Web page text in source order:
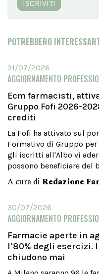
ISCRIVITI
POTREBBERO
31/07/2026
AGGIORNAMENTO
Ecm farmacisti,
Gruppo Fofi 2026-
crediti
La Fofi ha attivato sul
Formativo di Gruppo
gli iscritti all'Albo vi
possono beneficiare del
A cura di Redazione
30/07/2026
AGGIORNAMENTO
Farmacie aperte in
l’80% degli esercizi.
chiudono mai